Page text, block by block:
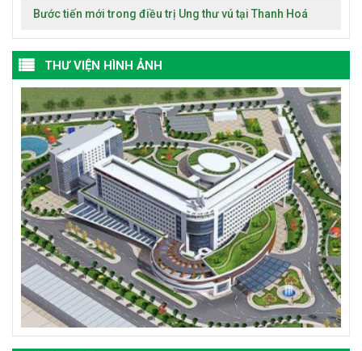
Bước tiến mới trong điều trị Ung thư vú tại Thanh Hoá
THƯ VIỆN HÌNH ẢNH